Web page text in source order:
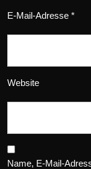
E-Mail-Adresse *
Website
Name, E-Mail-